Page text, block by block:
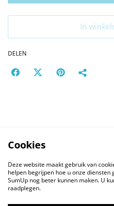
In
DELEN
Cookies
Deze website maakt gebruik van
helpen begrijpen hoe u onze
SumUp nog beter kunnen maken. U
raadplegen.